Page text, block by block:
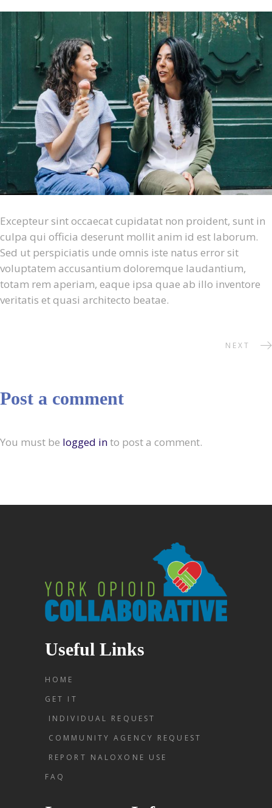
Excepteur sint occaecat cupidatat non proident, sunt in
culpa qui officia deserunt mollit anim id est laborum.
Sed ut perspiciatis unde omnis iste natus error sit
voluptatem accusantium doloremque laudantium,
totam rem aperiam, eaque ipsa quae ab illo inventore
veritatis et quasi architecto beatae.
NEXT
Post a comment
You must be logged into post a comment.
Useful Links
HOME
GET IT
INDIVIDUAL REQUEST
COMMUNITY AGENCY REQUEST
REPORT NALOXONE USE
FAQ